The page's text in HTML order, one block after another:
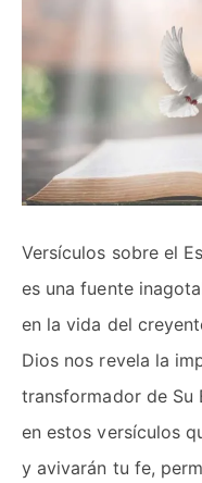
Versículos sobre el
es una fuente
en la vida del
Dios nos revela la
transformador de Su
en estos versículos
y avivarán tu fe,